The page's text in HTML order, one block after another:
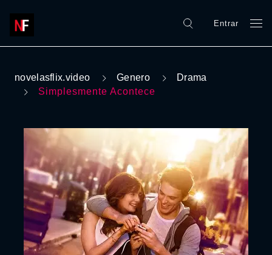
Entrar
novelasflix.video Genero
Drama
Simplesmente Acontece